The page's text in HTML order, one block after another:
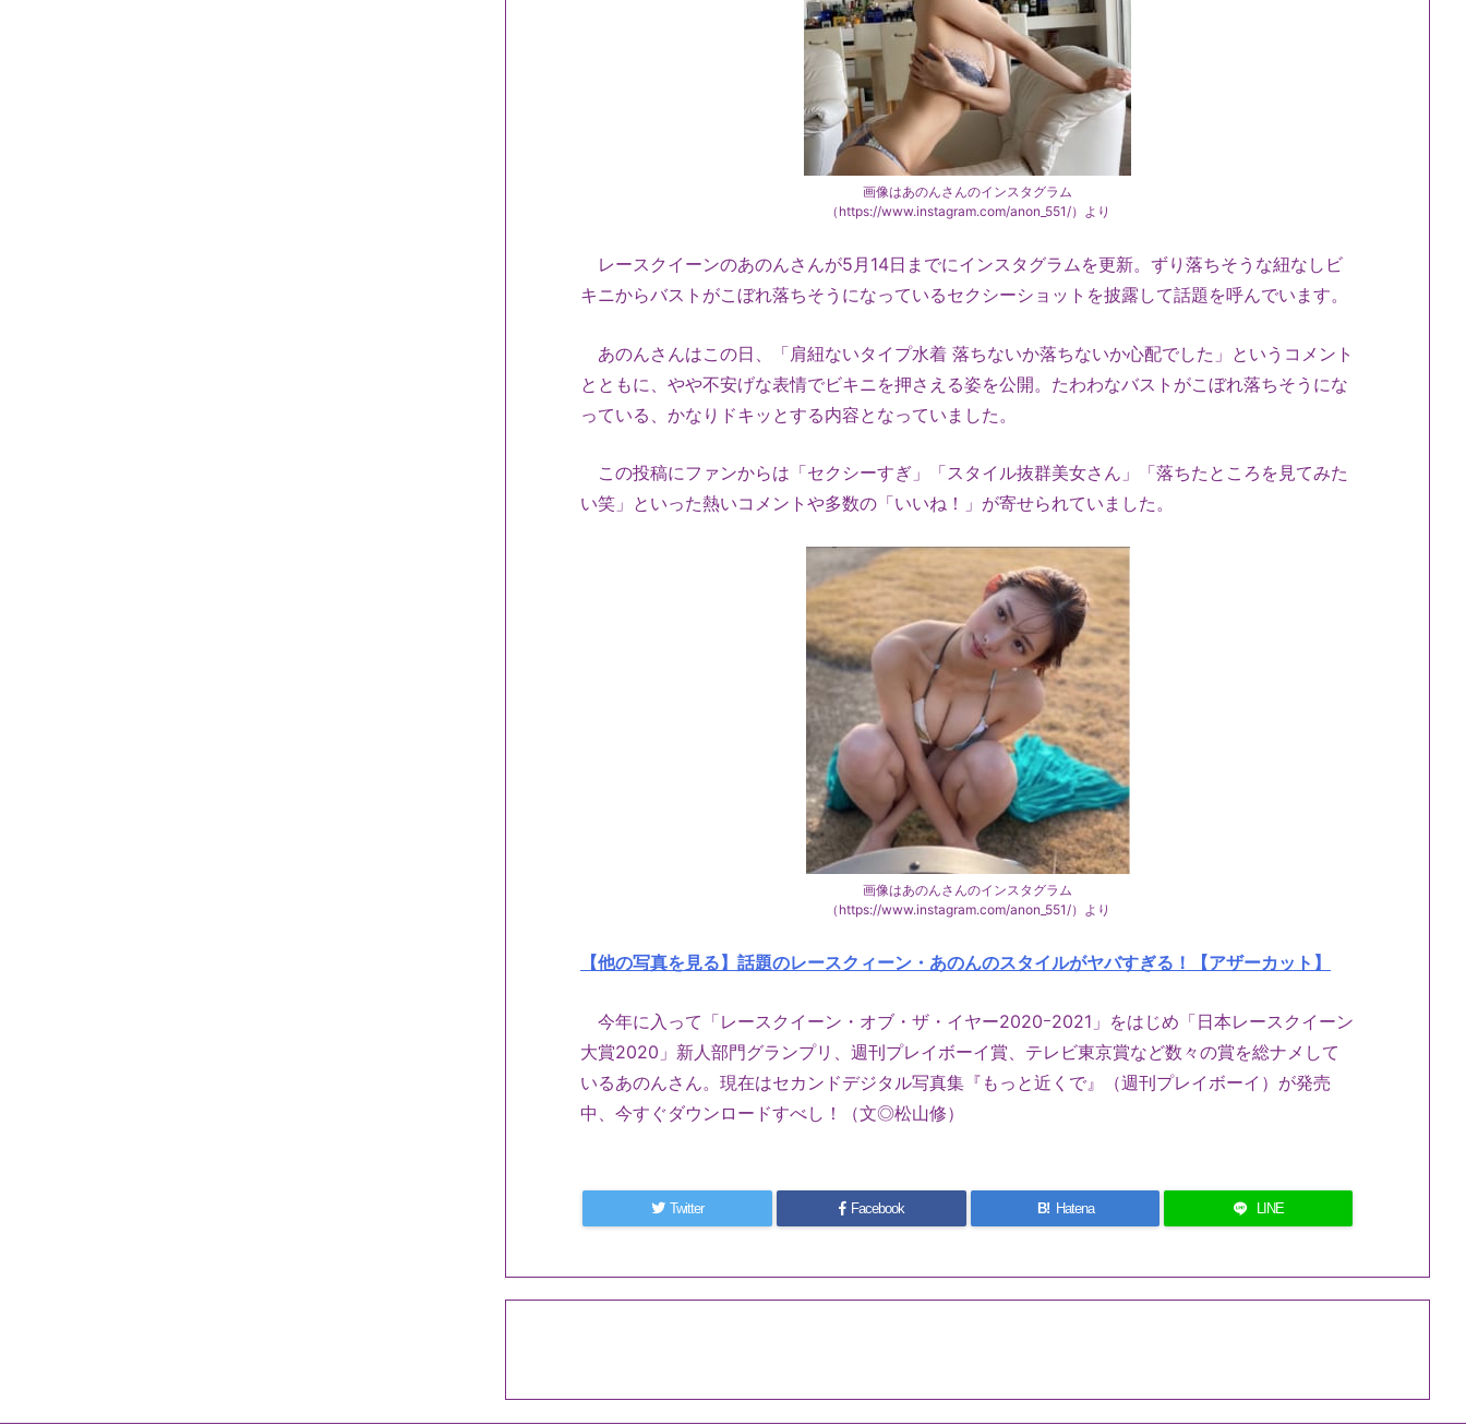
画像はあのんさんのインスタグラム
（https://www.instagram.com/anon_551/）より
レースクイーンのあのんさんが5月 14日までにインスタグラムを更新。ずり落ちそうな紐なしビ
キニからバストがこぼれ落ちそうになっているセクシーショットを披露して話題を呼んでいます。
あのんさんはこの日、「肩紐ないタイプ水着 落ちないか落ちないか心配でした」というコメント
とともに、やや不安げな表情でビキニを押さえる姿を公開。たわわなバストがこぼれ落ちそうにな
っている、かなりドキッとする内容となっていました。
この投稿にファンからは「セクシーすぎ」「スタイル抜群美女さん」「落ちたところを見てみた
い笑」といった熱いコメントや多数の「いいね！」が寄せられていました。
画像はあのんさんのインスタグラム
（https://www.instagram.com/anon_551/）より
【他の写真を見る】話題のレースクィーン・あのんのスタイルがヤバすぎる！【アザーカット】
今年に入って「レースクイーン・オブ・ザ・イヤー2020ｰ2021 」をはじめ「日本レースクイーン
大賞2020 」新人部門グランプリ、週刊プレイボーイ賞、テレビ東京賞など数々の賞を総ナメして
いるあのんさん。現在はセカンドデジタル写真集『もっと近くで』（週刊プレイボーイ）が発売
中、今すぐダウンロードすべし！（文◎松山修）
Twitter Facebook B! Hatena LINE